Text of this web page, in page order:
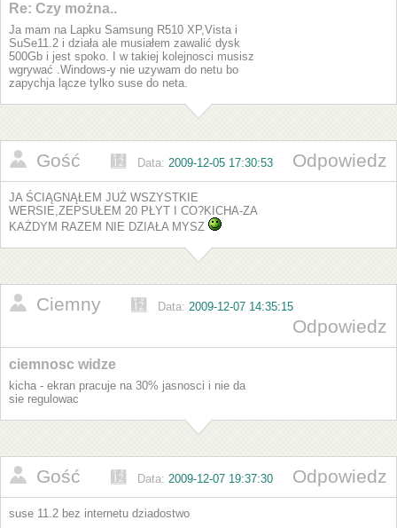
Re: Czy można..
Ja mam na Lapku Samsung R510 XP,Vista i
SuSe11.2 i działa ale musiałem zawalić dysk
500Gb i jest spoko. I w takiej kolejnosci musisz
wgrywać .Windows-y nie uzywam do netu bo
zapychja lącze tylko suse do neta.
Gość Data: 2009-12-05 17:30:53 Odpowiedz
JA ŚCIĄGNĄŁEM JUŻ WSZYSTKIE
WERSIE,ZEPSUŁEM 20 PŁYT I CO?KICHA-ZA
KAŻDYM RAZEM NIE DZIAŁA MYSZ
Ciemny Data: 2009-12-07 14:35:15
Odpowiedz
ciemnosc widze
kicha - ekran pracuje na 30% jasnosci i nie da
sie regulowac
Gość Data: 2009-12-07 19:37:30 Odpowiedz
suse 11.2 bez internetu dziadostwo